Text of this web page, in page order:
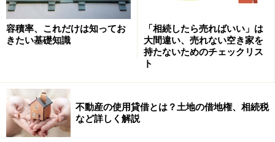
これは東京都内の住宅を無作為抽出して調べたわけでは
なく、あくまでも自ら耐震診断を受けた住宅での結果で
す。何ら不安を感じていない居住者が耐震診断を受ける
ケースは少ないため、ある程度は割り引いて考える必要
もあるでしょう。しかし、昭和56年（1981年）施行の新
耐震基準後に建てられながら、耐震性が十分に備わって
いない住宅がかなりの割合に上ることは、しっかりと留
意しておくべきです。
容積率、これだけは知ってお
きたい基礎知識
「相続したら売ればいい」は
大間違い、売れない空き家を
持たないためのチェックリス
ト
不動産の使用貸借とは？土地の借地権、相続税
など詳しく解説